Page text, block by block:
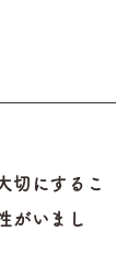
切にするこ
がいまし